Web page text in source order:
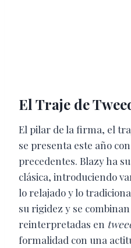
El Traje de
El pilar de la firma, el
se presenta este año
precedentes. Blazy ha
clásica, introduciendo
lo relajado y lo
su rigidez y se
reinterpretadas en
formalidad con una